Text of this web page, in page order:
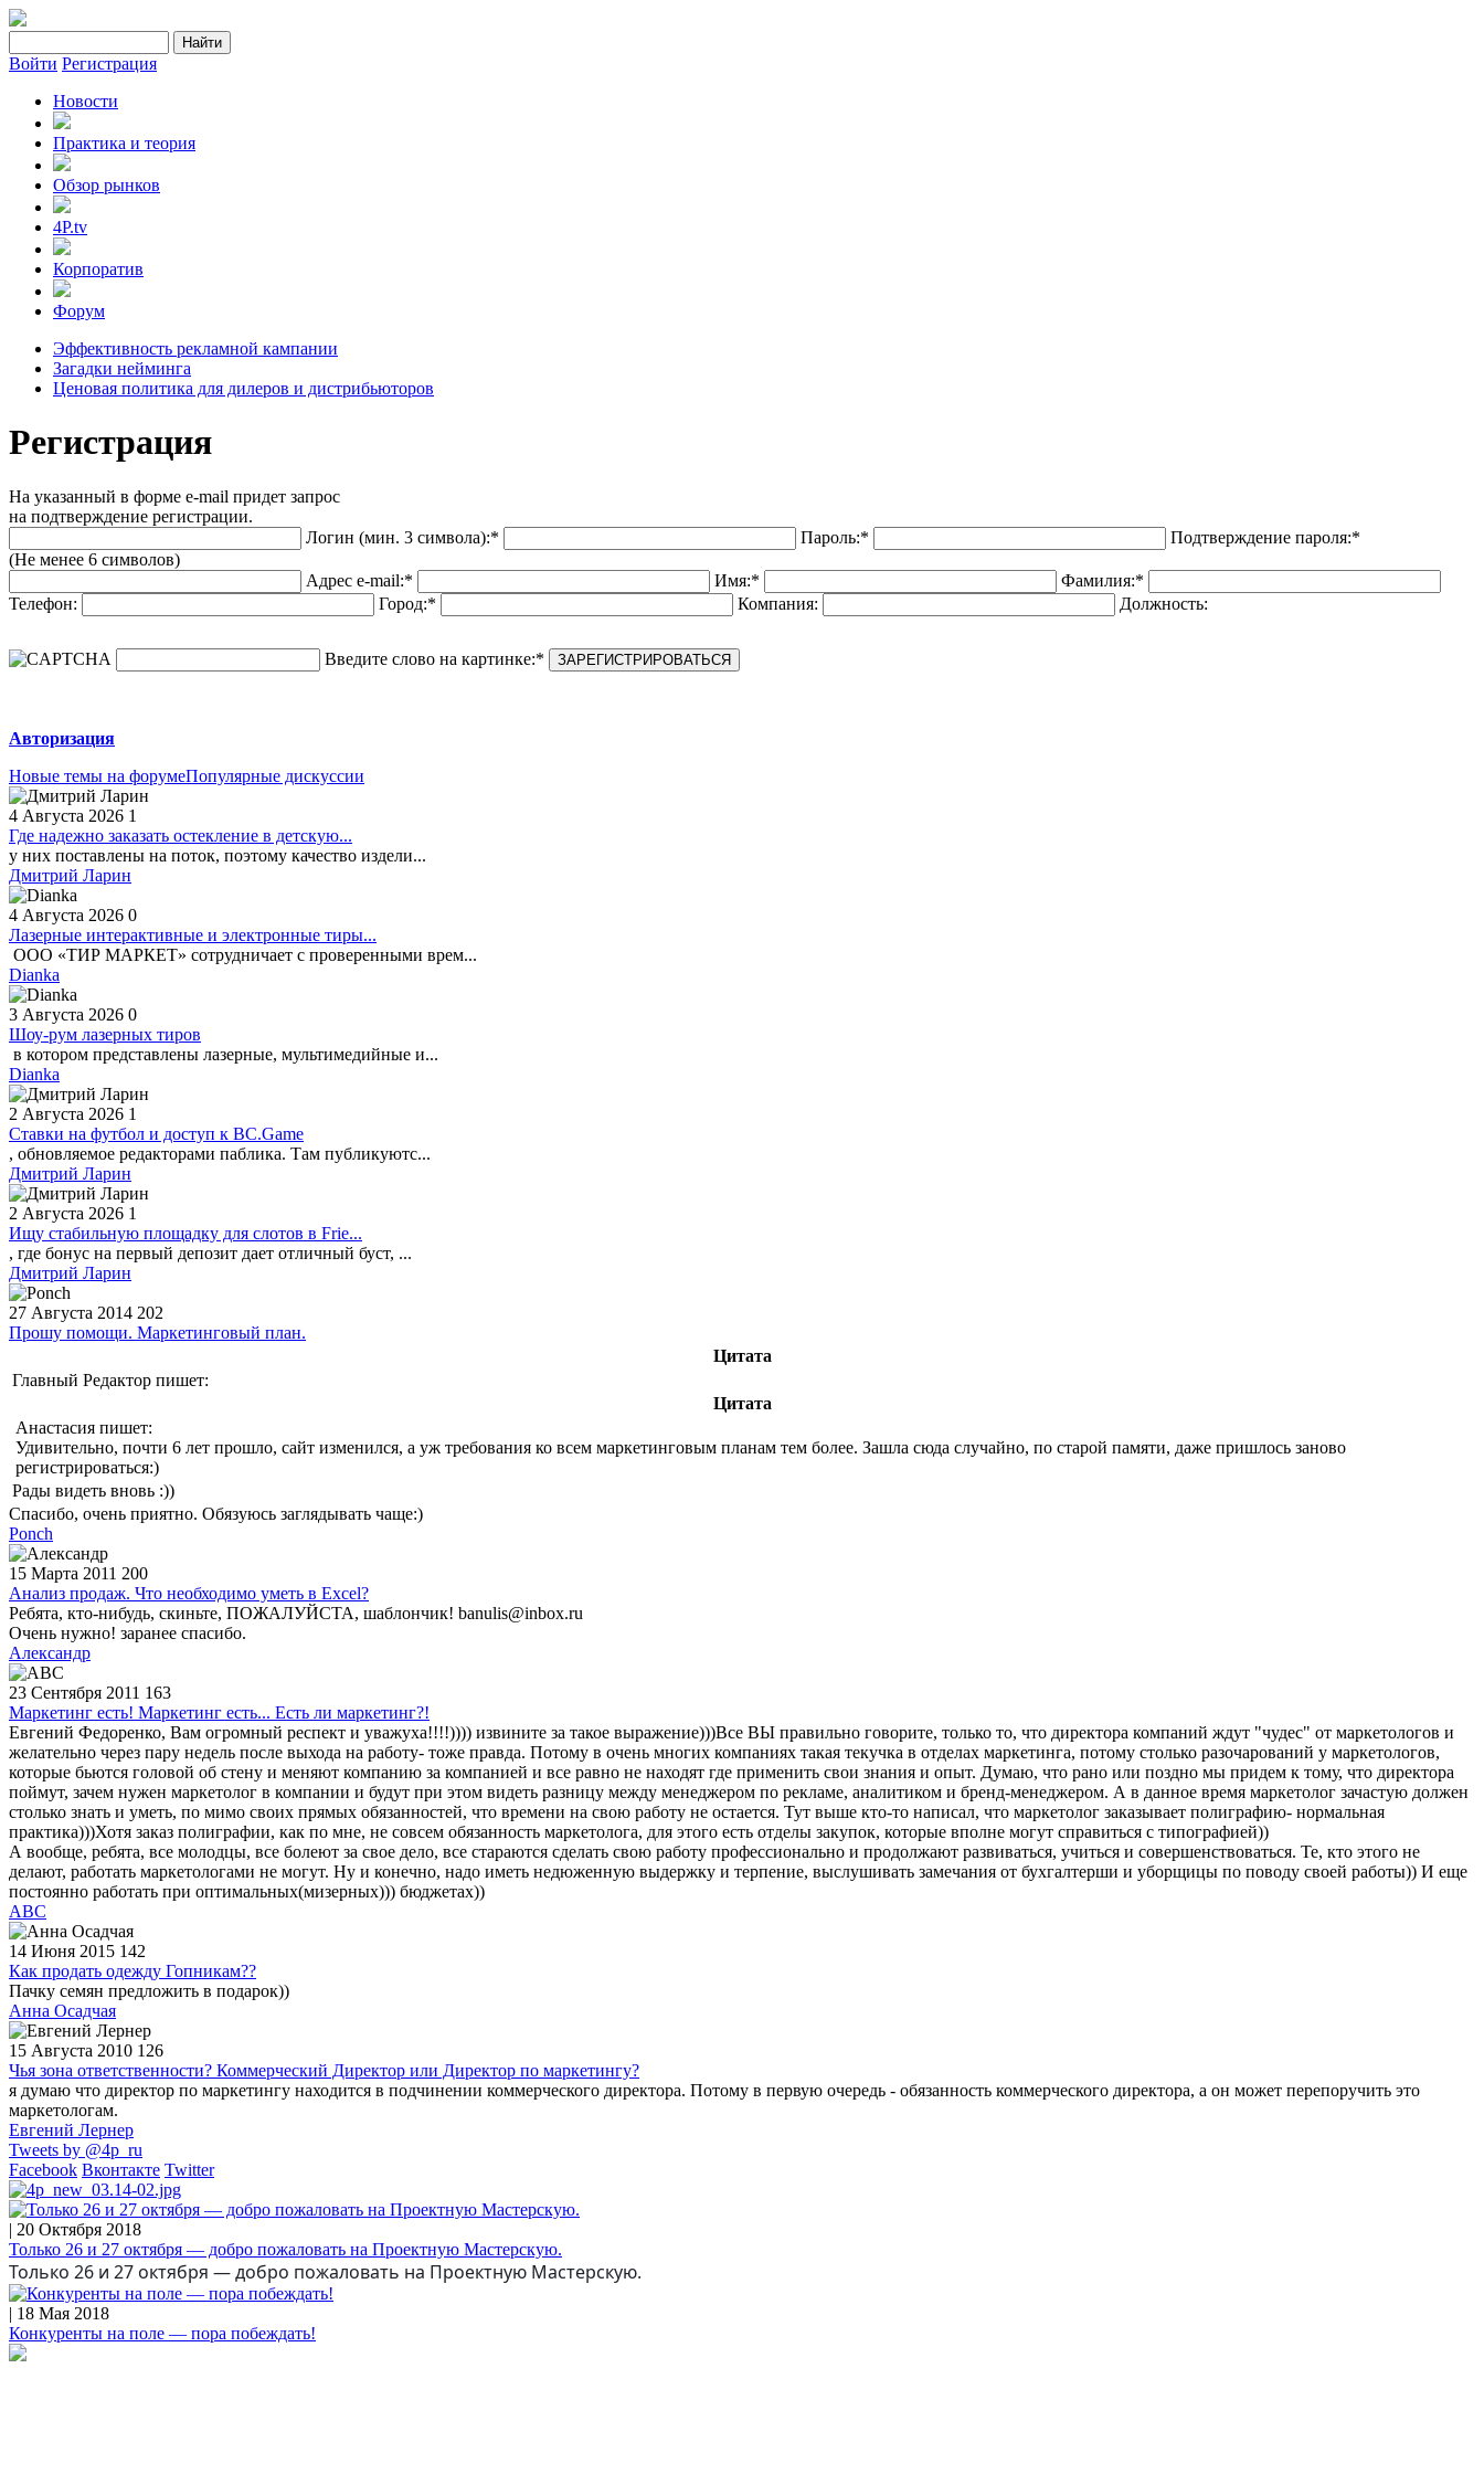
Войти Регистрация
Новости
Практика и теория
Обзор рынков
4P.tv
Корпоратив
Форум
Эффективность рекламной кампании
Загадки нейминга
Ценовая политика для дилеров и дистрибьюторов
Регистрация
На указанный в форме e-mail придет запрос
на подтверждение регистрации.
Логин (мин. 3 символа):* Пароль:* Подтверждение пароля:*
(Не менее 6 символов)
Адрес e-mail:* Имя:* Фамилия:*
Телефон:
Город:* Компания: Должность:
Введите слово на картинке:*
Авторизация
Новые темы на форумеПопулярные дискуссии
4 Августа 2026 1
Где надежно заказать остекление в детскую...
у них поставлены на поток, поэтому качество издели...
Дмитрий Ларин
4 Августа 2026 0
Лазерные интерактивные и электронные тиры...
ООО «ТИР МАРКЕТ» сотрудничает с проверенными врем...
Dianka
3 Августа 2026 0
Шоу-рум лазерных тиров
в котором представлены лазерные, мультимедийные и...
Dianka
2 Августа 2026 1
Ставки на футбол и доступ к BC.Game
, обновляемое редакторами паблика. Там публикуютс...
Дмитрий Ларин
2 Августа 2026 1
Ищу стабильную площадку для слотов в Frie...
, где бонус на первый депозит дает отличный буст, ...
Дмитрий Ларин
27 Августа 2014 202
Прошу помощи. Маркетинговый план.
Цитата
Главный Редактор пишет:
Цитата
Анастасия пишет:
Удивительно, почти 6 лет прошло, сайт изменился, а уж требования ко всем маркетинговым планам тем более. Зашла сюда случайно, по старой памяти, даже пришлось заново
регистрироваться:)
Рады видеть вновь :))
Спасибо, очень приятно. Обязуюсь заглядывать чаще:)
Ponch
15 Марта 2011 200
Анализ продаж. Что необходимо уметь в Excel?
Ребята, кто-нибудь, скиньте, ПОЖАЛУЙСТА, шаблончик! banulis@inbox.ru
Очень нужно! заранее спасибо.
Александр
23 Сентября 2011 163
Маркетинг есть! Маркетинг есть... Есть ли маркетинг?!
Евгений Федоренко, Вам огромный респект и уважуха!!!!)))) извините за такое выражение)))Все ВЫ правильно говорите, только то, что директора компаний ждут "чудес" от маркетологов и
желательно через пару недель после выхода на работу- тоже правда. Потому в очень многих компаниях такая текучка в отделах маркетинга, потому столько разочарований у маркетологов,
которые бьются головой об стену и меняют компанию за компанией и все равно не находят где применить свои знания и опыт. Думаю, что рано или поздно мы придем к тому, что директора
поймут, зачем нужен маркетолог в компании и будут при этом видеть разницу между менеджером по рекламе, аналитиком и бренд-менеджером. А в данное время маркетолог зачастую должен
столько знать и уметь, по мимо своих прямых обязанностей, что времени на свою работу не остается. Тут выше кто-то написал, что маркетолог заказывает полиграфию- нормальная
практика)))Хотя заказ полиграфии, как по мне, не совсем обязанность маркетолога, для этого есть отделы закупок, которые вполне могут справиться с типографией))
А вообще, ребята, все молодцы, все болеют за свое дело, все стараются сделать свою работу профессионально и продолжают развиваться, учиться и совершенствоваться. Те, кто этого не
делают, работать маркетологами не могут. Ну и конечно, надо иметь недюженную выдержку и терпение, выслушивать замечания от бухгалтерши и уборщицы по поводу своей работы)) И еще
постоянно работать при оптимальных(мизерных))) бюджетах))
АВС
14 Июня 2015 142
Как продать одежду Гопникам??
Пачку семян предложить в подарок))
Анна Осадчая
15 Августа 2010 126
Чья зона ответственности? Коммерческий Директор или Директор по маркетингу?
я думаю что директор по маркетингу находится в подчинении коммерческого директора. Потому в первую очередь - обязанность коммерческого директора, а он может перепоручить это
маркетологам.
Евгений Лернер
Tweets by @4p_ru
Facebook Вконтакте Twitter
| 20 Октября 2018
Только 26 и 27 октября — добро пожаловать на Проектную Мастерскую.
Только 26 и 27 октября — добро пожаловать на Проектную Мастерскую.
| 18 Мая 2018
Конкуренты на поле — пора побеждать!